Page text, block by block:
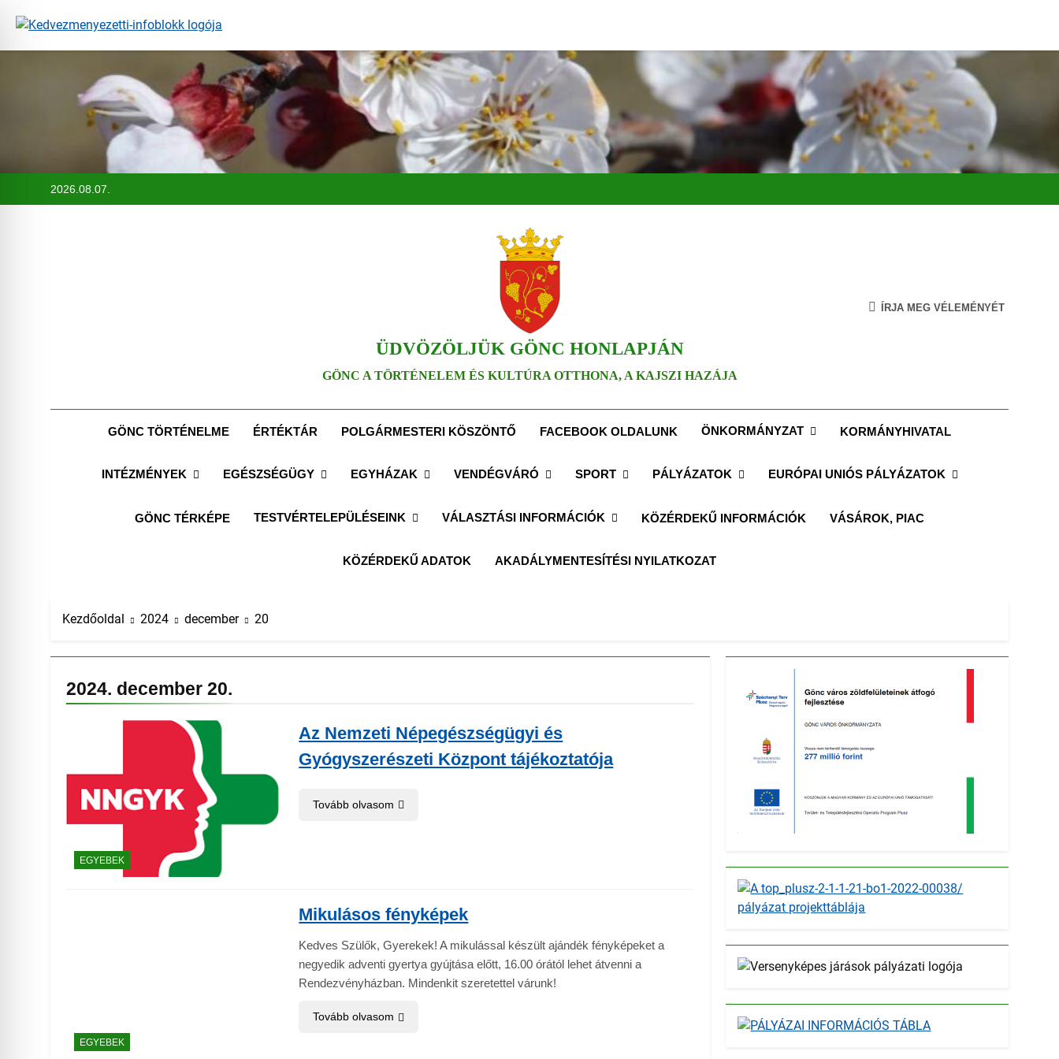
2026.08.07.
ÜDVÖZÖLJÜK GÖNC HONLAPJÁN
GÖNC A TÖRTÉNELEM ÉS KULTÚRA OTTHONA, A KAJSZI HAZÁJA
ÍRJA MEG VÉLEMÉNYÉT
GÖNC TÖRTÉNELME ÉRTÉKTÁR POLGÁRMESTERI KÖSZÖNTŐ FACEBOOK OLDALUNK ÖNKORMÁNYZAT KORMÁNYHIVATAL
INTÉZMÉNYEK EGÉSZSÉGÜGY EGYHÁZAK VENDÉGVÁRÓ SPORT PÁLYÁZATOK EURÓPAI UNIÓS PÁLYÁZATOK
GÖNC TÉRKÉPE TESTVÉRTELEPÜLÉSEINK VÁLASZTÁSI INFORMÁCIÓK KÖZÉRDEKŰ INFORMÁCIÓK VÁSÁROK, PIAC
KÖZÉRDEKŰ ADATOK AKADÁLYMENTESÍTÉSI NYILATKOZAT
Kezdőoldal 2024 december 20
2024. december 20.
EGYEBEK
Az Nemzeti Népegészségügyi és
Gyógyszerészeti Központ tájékoztatója
Tovább olvasom
EGYEBEK
Mikulásos fényképek
Kedves Szülők, Gyerekek! A mikulással készült ajándék fényképeket a
negyedik adventi gyertya gyújtása előtt, 16.00 órától lehet átvenni a
Rendezvényházban. Mindenkit szeretettel várunk!
Tovább olvasom